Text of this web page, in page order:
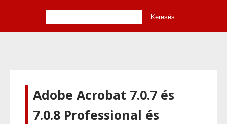
Adobe Acrobat 7.0.7 és
7.0.8 Professional és